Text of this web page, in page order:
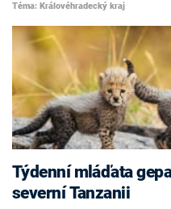
Téma: Královéhradecký kraj
Týdenní mláďata
severní Tanzanii